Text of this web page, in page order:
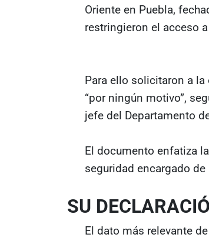
Oriente en Puebla,
restringieron el acceso a
Para ello solicitaron a la
“por ningún motivo”,
jefe del Departamento
El documento enfatiza
seguridad encargado
SU
El dato más relevante